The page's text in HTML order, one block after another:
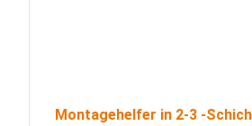
Montagehelfer in 2-3 -